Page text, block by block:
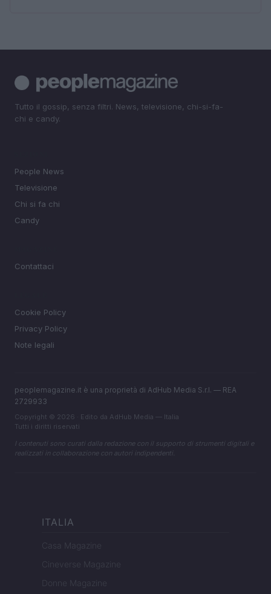
Tutto il gossip, senza filtri. News, televisione, chi-si-fa-
chi e candy.
People News
Televisione
Chi si fa chi
Candy
Contattaci
Cookie Policy
Privacy Policy
Note legali
peoplemagazine.it è una proprietà di AdHub Media S.r.l. — REA
2729933
Copyright © 2026 · Edito da AdHub Media — Italia
Tutti i diritti riservati
I contenuti sono curati dalla redazione con il supporto di strumenti digitali e
realizzati in collaborazione con autori indipendenti.
ITALIA
Casa Magazine
Cineverse Magazine
Donne Magazine